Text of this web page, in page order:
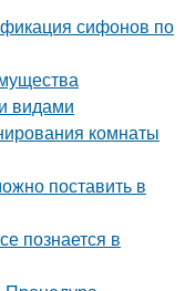
сифонов по
видами
комнаты
поставить в
познается в